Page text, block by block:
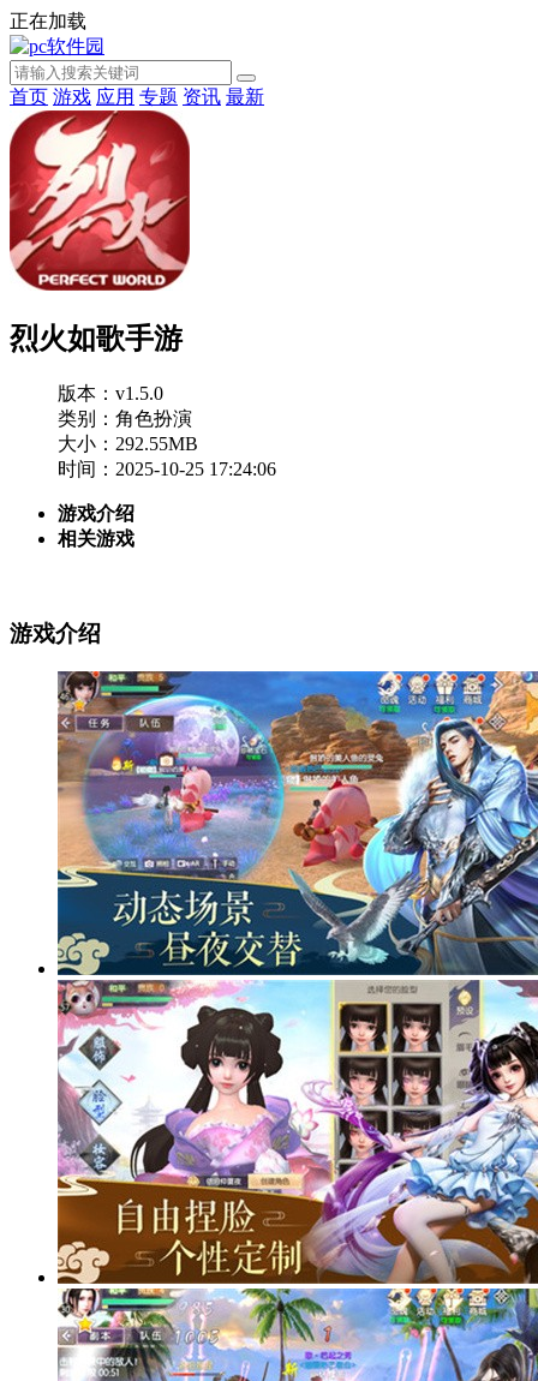
正在加载
首页 游戏 应用 专题 资讯 最新
烈火如歌手游
版本：v1.5.0
类别：角色扮演
大小：292.55MB
时间：2025-10-25 17:24:06
游戏介绍
相关游戏
游戏介绍